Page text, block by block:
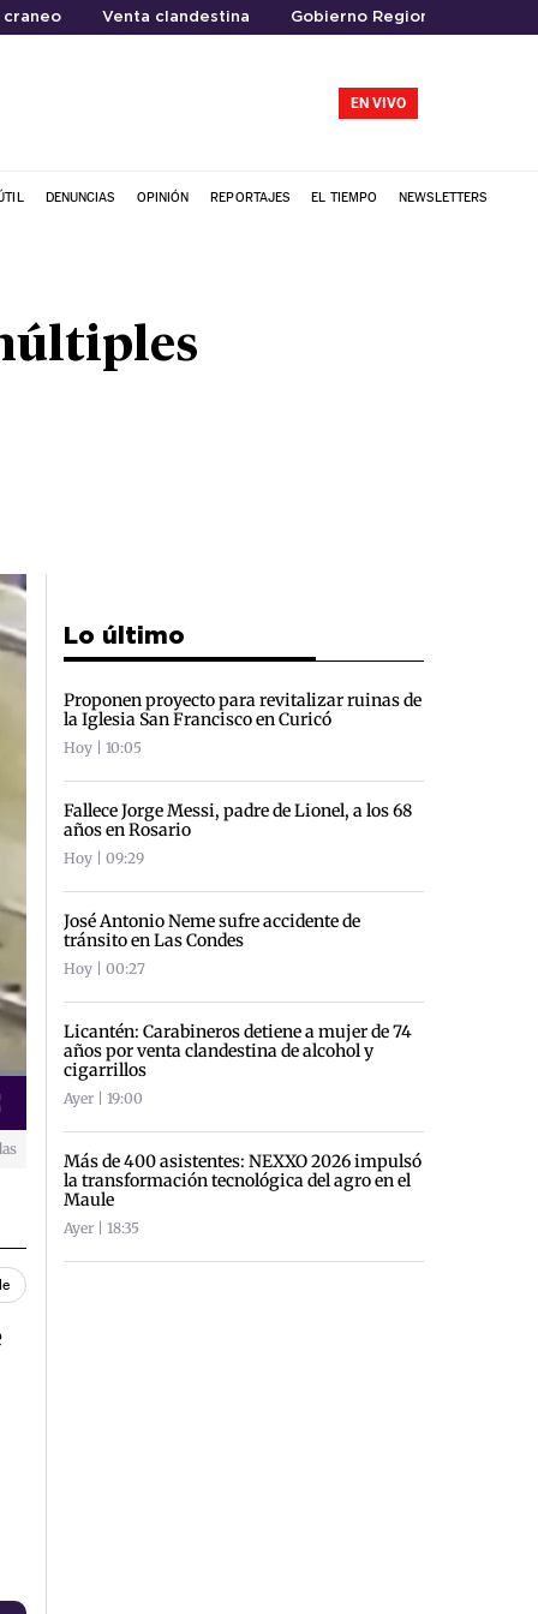
craneo Venta clandestina Gobierno Regional del Maule
EN VIVO
DENUNCIAS OPINIÓN REPORTAJES EL TIEMPO NEWSLETTERS
Lo último
Proponen proyecto para revitalizar ruinas de
la Iglesia San Francisco en Curicó
Hoy | 10:05
Fallece Jorge Messi, padre de Lionel, a los 68
años en Rosario
Hoy | 09:29
José Antonio Neme sufre accidente de
tránsito en Las Condes
Hoy | 00:27
Licantén: Carabineros detiene a mujer de 74
años por venta clandestina de alcohol y
cigarrillos
Ayer | 19:00
Más de 400 asistentes: NEXXO 2026 impulsó
la transformación tecnológica del agro en el
Maule
Ayer | 18:35